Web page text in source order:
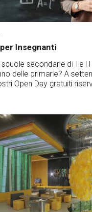
Insegnanti
scuole secondarie di I e
delle primarie? A
Open Day gratuiti